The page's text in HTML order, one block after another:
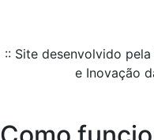
:: Site desenvolvido
e Inovação